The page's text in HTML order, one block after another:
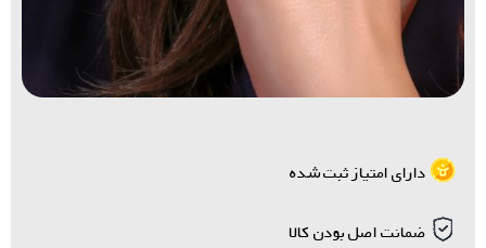
دارای امتیاز ثبت شده
ضمانت اصل بودن کالا